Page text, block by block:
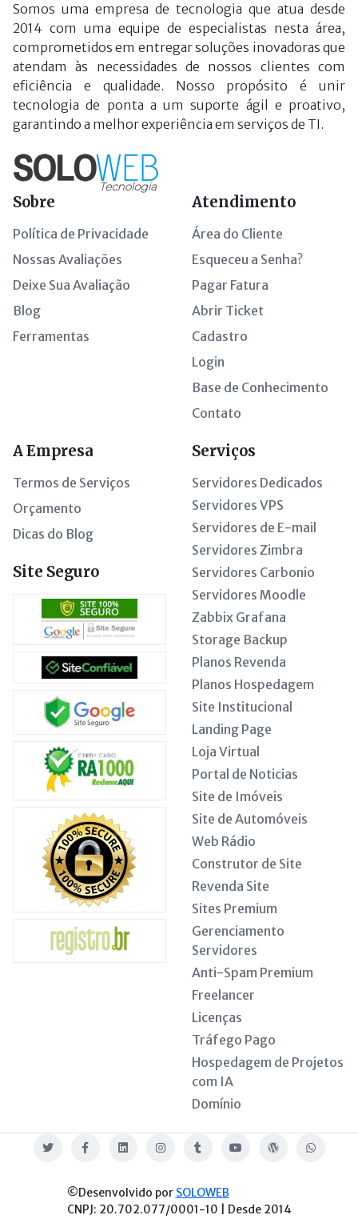
Somos uma empresa de tecnologia que atua desde
2014 com uma equipe de especialistas nesta área,
comprometidos em entregar soluções inovadoras que
atendam às necessidades de nossos clientes com
eficiência e qualidade. Nosso propósito é unir
tecnologia de ponta a um suporte ágil e proativo,
garantindo a melhor experiência em serviços de TI.
Sobre
Política de Privacidade
Nossas Avaliações
Deixe Sua Avaliação
Blog
Ferramentas
Atendimento
Área do Cliente
Esqueceu a Senha?
Pagar Fatura
Abrir Ticket
Cadastro
Login
Base de Conhecimento
Contato
A Empresa
Termos de Serviços
Orçamento
Dicas do Blog
Site Seguro
Serviços
Servidores Dedicados
Servidores VPS
Servidores de E-mail
Servidores Zimbra
Servidores Carbonio
Servidores Moodle
Zabbix Grafana
Storage Backup
Planos Revenda
Planos Hospedagem
Site Institucional
Landing Page
Loja Virtual
Portal de Noticias
Site de Imóveis
Site de Automóveis
Web Rádio
Construtor de Site
Revenda Site
Sites Premium
Gerenciamento
Servidores
Anti-Spam Premium
Freelancer
Licenças
Tráfego Pago
Hospedagem de Projetos
com IA
Domínio
Twitter FacebookLinkedin InstagramTumblr Youtube Blog WhatsApp
©Desenvolvido por SOLOWEB
CNPJ: 20.702.077/0001-10 | Desde 2014